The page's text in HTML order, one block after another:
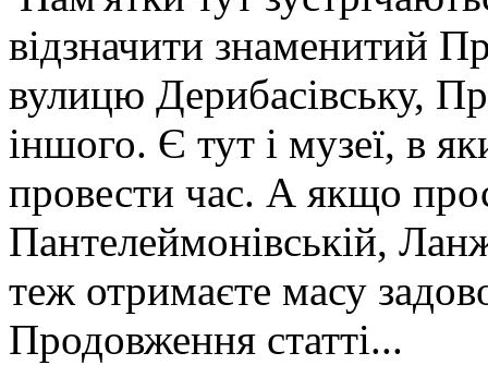
відзначити знаменитий
вулицю Дерибасівську,
іншого. Є тут і музеї, в
провести час. А якщо
Пантелеймонівській,
теж отримаєте масу
Продовження статті...